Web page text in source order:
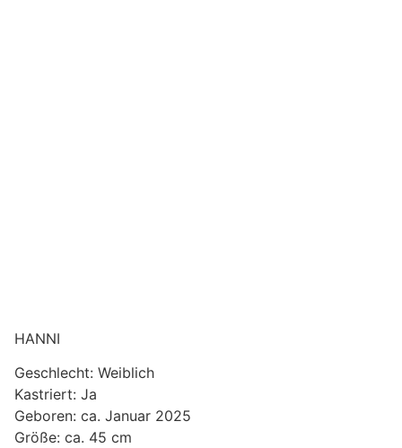
HANNI
Geschlecht: Weiblich
Kastriert: Ja
Geboren: ca. Januar 2025
Größe: ca. 45 cm